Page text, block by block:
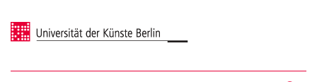
Universität der Künste Berlin